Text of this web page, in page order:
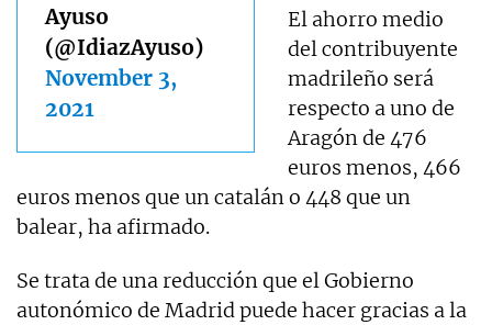
Ayuso
(@IdiazAyuso)
November 3,
2021
El ahorro medio
del contribuyente
madrileño será
respecto a uno de
Aragón de 476
euros menos, 466
euros menos que un catalán o 448 que un
balear, ha afirmado.
Se trata de una reducción que el Gobierno
autonómico de Madrid puede hacer gracias a la